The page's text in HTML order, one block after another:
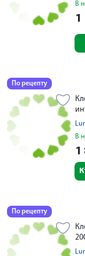
В
1
По рецепту
В
1
По рецепту